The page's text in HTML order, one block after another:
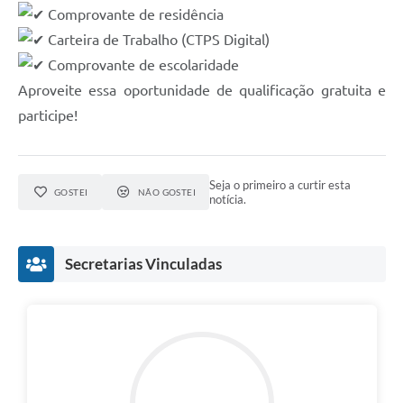
Comprovante de residência
Carteira de Trabalho (CTPS Digital)
Comprovante de escolaridade
Aproveite essa oportunidade de qualificação gratuita e
participe!
GOSTEI NÃO GOSTEI
Seja o primeiro a curtir esta
notícia.
Secretarias Vinculadas